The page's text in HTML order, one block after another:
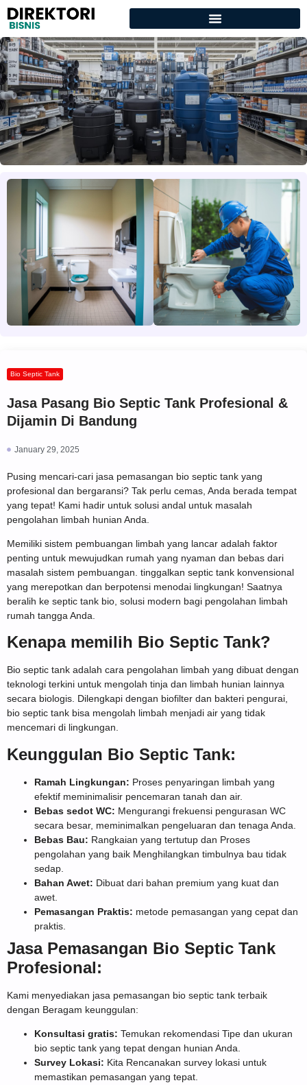
Bio Septic Tank
Jasa Pasang Bio Septic Tank Profesional &
Dijamin Di Bandung
January 29, 2025
Pusing mencari-cari jasa pemasangan bio septic tank yang
profesional dan bergaransi? Tak perlu cemas, Anda berada tempat
yang tepat! Kami hadir untuk solusi andal untuk masalah
pengolahan limbah hunian Anda.
Memiliki sistem pembuangan limbah yang lancar adalah faktor
penting untuk mewujudkan rumah yang nyaman dan bebas dari
masalah sistem pembuangan. tinggalkan septic tank konvensional
yang merepotkan dan berpotensi menodai lingkungan! Saatnya
beralih ke septic tank bio, solusi modern bagi pengolahan limbah
rumah tangga Anda.
Kenapa memilih Bio Septic Tank?
Bio septic tank adalah cara pengolahan limbah yang dibuat dengan
teknologi terkini untuk mengolah tinja dan limbah hunian lainnya
secara biologis. Dilengkapi dengan biofilter dan bakteri pengurai,
bio septic tank bisa mengolah limbah menjadi air yang tidak
mencemari di lingkungan.
Keunggulan Bio Septic Tank:
Ramah Lingkungan: Proses penyaringan limbah yang
efektif meminimalisir pencemaran tanah dan air.
Bebas sedot WC: Mengurangi frekuensi pengurasan WC
secara besar, meminimalkan pengeluaran dan tenaga Anda.
Bebas Bau: Rangkaian yang tertutup dan Proses
pengolahan yang baik Menghilangkan timbulnya bau tidak
sedap.
Bahan Awet: Dibuat dari bahan premium yang kuat dan
awet.
Pemasangan Praktis: metode pemasangan yang cepat dan
praktis.
Jasa Pemasangan Bio Septic Tank
Profesional:
Kami menyediakan jasa pemasangan bio septic tank terbaik
dengan Beragam keunggulan:
Konsultasi gratis: Temukan rekomendasi Tipe dan ukuran
bio septic tank yang tepat dengan hunian Anda.
Survey Lokasi: Kita Rencanakan survey lokasi untuk
memastikan pemasangan yang tepat.